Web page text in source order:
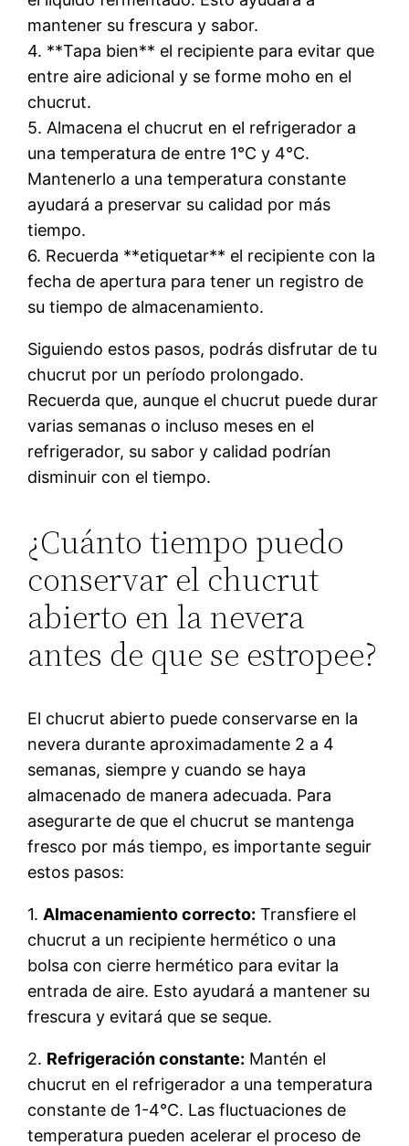
mantener su frescura y sabor.
4. **Tapa bien** el recipiente para evitar que
entre aire adicional y se forme moho en el
chucrut.
5. Almacena el chucrut en el refrigerador a
una temperatura de entre 1°C y 4°C.
Mantenerlo a una temperatura constante
ayudará a preservar su calidad por más
tiempo.
6. Recuerda **etiquetar** el recipiente con la
fecha de apertura para tener un registro de
su tiempo de almacenamiento.
Siguiendo estos pasos, podrás disfrutar de tu
chucrut por un período prolongado.
Recuerda que, aunque el chucrut puede durar
varias semanas o incluso meses en el
refrigerador, su sabor y calidad podrían
disminuir con el tiempo.
¿Cuánto tiempo puedo
conservar el chucrut
abierto en la nevera
antes de que se estropee?
El chucrut abierto puede conservarse en la
nevera durante aproximadamente 2 a 4
semanas, siempre y cuando se haya
almacenado de manera adecuada. Para
asegurarte de que el chucrut se mantenga
fresco por más tiempo, es importante seguir
estos pasos:
1. Almacenamiento correcto: Transfiere el
chucrut a un recipiente hermético o una
bolsa con cierre hermético para evitar la
entrada de aire. Esto ayudará a mantener su
frescura y evitará que se seque.
2. Refrigeración constante: Mantén el
chucrut en el refrigerador a una temperatura
constante de 1-4°C. Las fluctuaciones de
temperatura pueden acelerar el proceso de